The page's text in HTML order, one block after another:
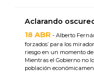
Aclarando
18 ABR - Alberto
forzados’ para los
riesgo en un momento
Mientras el Gobierno no
población